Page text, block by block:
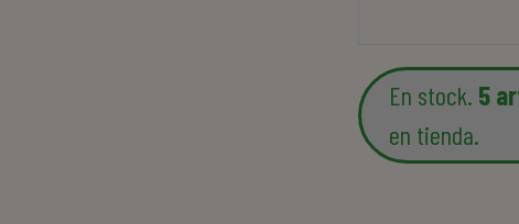
En stock. 5
en tienda.